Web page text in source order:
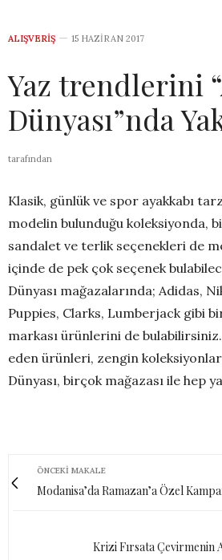
ALIŞVERIŞ 15 HAZIRAN 2017
Yaz trendlerini
Dünyası”nda
tarafından
Klasik, günlük ve spor ayakkabı
modelin bulunduğu koleksiyonda,
sandalet ve terlik seçenekleri de
içinde de pek çok seçenek
Dünyası mağazalarında; Adidas,
Puppies, Clarks, Lumberjack gibi
markası ürünlerini de
eden ürünleri, zengin
Dünyası, birçok mağazası ile hep
ÖNCEKI MAKALE
Modanisa’da Ramazan’a Özel
Krizi Fırsata Çevirmenin